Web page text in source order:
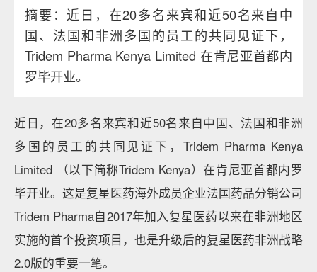
摘要：近日，在20多名来宾和近50名来自中
国、法国和非洲多国的员工的共同见证下，
Tridem Pharma Kenya Limited 在肯尼亚首都内
罗毕开业。
近日，在20多名来宾和近50名来自中国、法国和非洲
多国的员工的共同见证下，Tridem Pharma Kenya
Limited （以下简称Tridem Kenya）在肯尼亚首都内罗
毕开业。这是复星医药海外成员企业法国药品分销公司
Tridem Pharma自2017年加入复星医药以来在非洲地区
实施的首个投资项目，也是升级后的复星医药非洲战略
2.0版的重要一笔。